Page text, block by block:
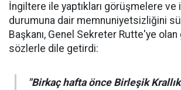
İngiltere ile yaptıkları görüşmelere
durumuna dair memnuniyetsizliğini
Başkanı, Genel Sekreter Rutte'ye
sözlerle dile getirdi:
"Birkaç hafta önce Birleşik